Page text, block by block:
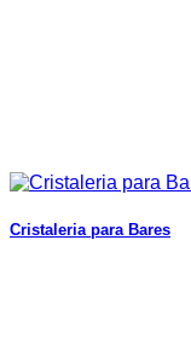
Cristaleria para Bares